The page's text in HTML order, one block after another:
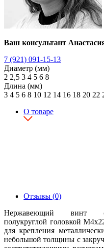
Ваш консультант
7 (921) 091-15-13
Диаметр (мм)
2 2,5 3 4 5 6 8
Длина (мм)
3 4 5 6 8 10 12 14 16 18 20 22
О товаре
Отзывы (0)
Нержавеющий
полукруглой головкой
для крепления
небольшой толщины с